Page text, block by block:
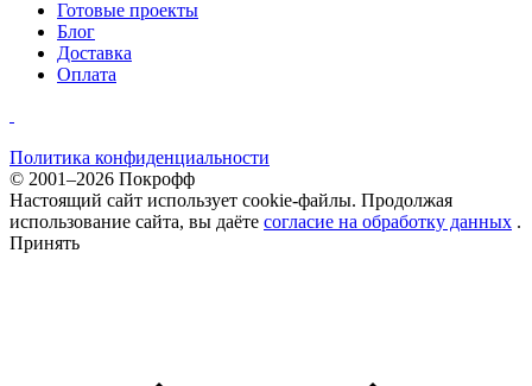
Готовые проекты
Блог
Доставка
Оплата
Политика конфиденциальности
© 2001–2026 Покрофф
Настоящий сайт использует cookie-файлы. Продолжая
использование сайта, вы даёте согласие на обработку данных .
Принять